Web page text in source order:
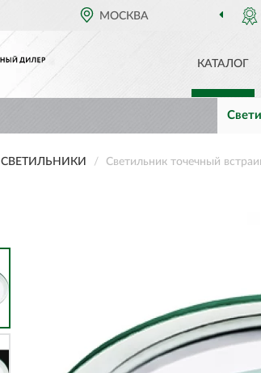
МОСКВА
ОФИЦИАЛЬНЫЙ ДИЛЕРLIGHTSTAR В
КАТАЛОГ
СВЕТИЛЬНИКИ Светильник точечный